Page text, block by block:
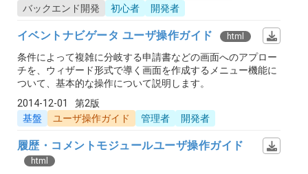
バックエンド開発
初心者 開発者
イベントナビゲータ ユーザ操作ガイド html
条件によって複雑に分岐する申請書などの画面へのアプロー
チを、ウィザード形式で導く画面を作成するメニュー機能に
ついて、基本的な操作について説明します。
2014-12-01
第2版
基盤
ユーザ操作ガイド 管理者 開発者
履歴・コメントモジュールユーザ操作ガイド
html